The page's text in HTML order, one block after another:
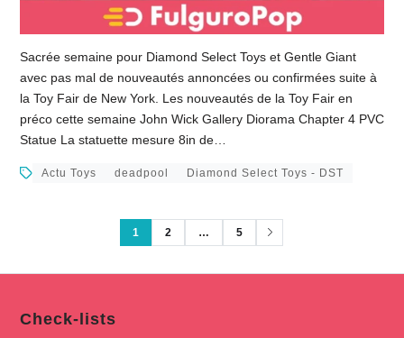
Sacrée semaine pour Diamond Select Toys et Gentle Giant
avec pas mal de nouveautés annoncées ou confirmées suite à
la Toy Fair de New York. Les nouveautés de la Toy Fair en
préco cette semaine John Wick Gallery Diorama Chapter 4 PVC
Statue La statuette mesure 8in de…
Actu Toys deadpool Diamond Select Toys - DST
1 2 … 5
Check-lists